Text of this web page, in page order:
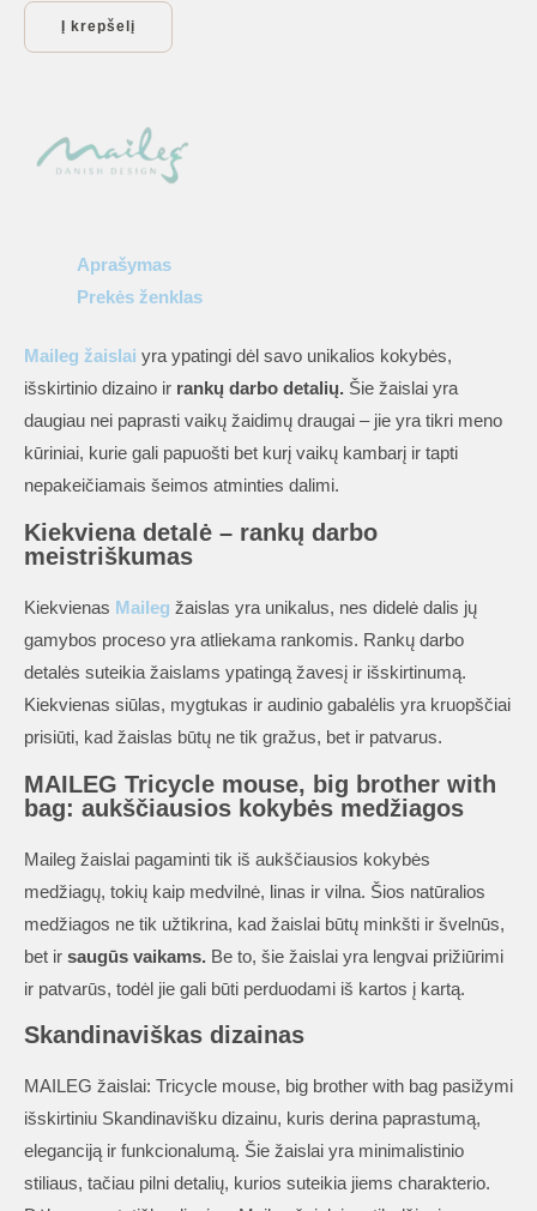
MAILEG
brother
Į krepšelį
Aprašymas
Prekės ženklas
Maileg žaislai yra ypatingi dėl savo unikalios kokybės,
išskirtinio dizaino ir rankų darbo detalių. Šie žaislai yra
daugiau nei paprasti vaikų žaidimų draugai – jie yra tikri meno
kūriniai, kurie gali papuošti bet kurį vaikų kambarį ir tapti
nepakeičiamais šeimos atminties dalimi.
Kiekviena detalė – rankų darbo
meistriškumas
Kiekvienas Maileg žaislas yra unikalus, nes didelė dalis jų
gamybos proceso yra atliekama rankomis. Rankų darbo
detalės suteikia žaislams ypatingą žavesį ir išskirtinumą.
Kiekvienas siūlas, mygtukas ir audinio gabalėlis yra kruopščiai
prisiūti, kad žaislas būtų ne tik gražus, bet ir patvarus.
MAILEG Tricycle mouse, big brother with
bag: aukščiausios kokybės medžiagos
Maileg žaislai pagaminti tik iš aukščiausios kokybės
medžiagų, tokių kaip medvilnė, linas ir vilna. Šios natūralios
medžiagos ne tik užtikrina, kad žaislai būtų minkšti ir švelnūs,
bet ir saugūs vaikams. Be to, šie žaislai yra lengvai prižiūrimi
ir patvarūs, todėl jie gali būti perduodami iš kartos į kartą.
Skandinaviškas dizainas
MAILEG žaislai: Tricycle mouse, big brother with bag pasižymi
išskirtiniu Skandinavišku dizainu, kuris derina paprastumą,
eleganciją ir funkcionalumą. Šie žaislai yra minimalistinio
stiliaus, tačiau pilni detalių, kurios suteikia jiems charakterio.